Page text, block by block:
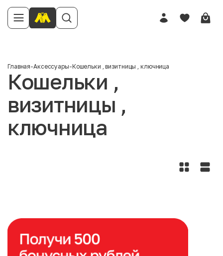
Главная-Аксессуары-Кошельки , визитницы , ключница
Кошельки ,
визитницы ,
ключница